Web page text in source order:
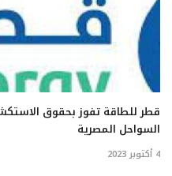
قطر للطاقة تفوز بحقوق
السواحل المصرية
4 أكتوبر 2023